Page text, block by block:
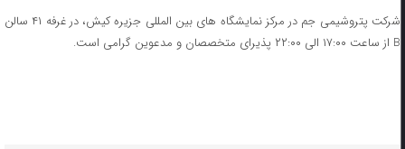
شرکت پتروشیمی جم در مرکز نمایشگاه های بین المللی جزیره کیش، در غرفه ۴۱ سالن
B از ساعت ۱۷:۰۰ الی ۲۲:۰۰ پذیرای متخصصان و مدعوین گرامی است.